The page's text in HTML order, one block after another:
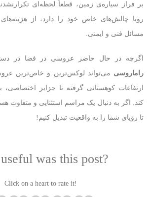
بر فراز سیاره‌ی زمین، قطعاً لحظه‌ای
رویا چالش‌های خاص خود را دارد، از
مسائل فنی و ایمنی.
اگرچه در حال حاضر عروسی در فضا در
راماروسی می‌تواند لوکس‌ترین و خاص‌ترین
ارتفاعات کوهستانی گرفته تا جزایر اختصاصی،
کند. اگر به دنبال یک مراسم استثنایی و متفاوت
تا رؤیای شما را به واقعیت تبدیل کنیم!
was this post?
Click on a heart to rate it!